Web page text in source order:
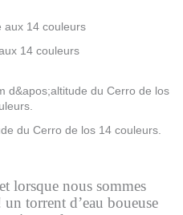
14 couleurs
du Cerro de los 14 couleurs.
lorsque nous sommes
torrent d’eau boueuse